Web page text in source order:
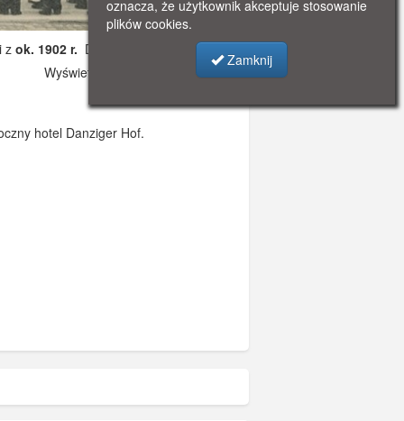
z ok. 1902 r. Dodano: 2021-11-08 12:15
Wyświetlono: 3133
hotel Danziger Hof.
oznacza, że użytkownik akceptuje stosowanie
plików cookies.
Zamknij